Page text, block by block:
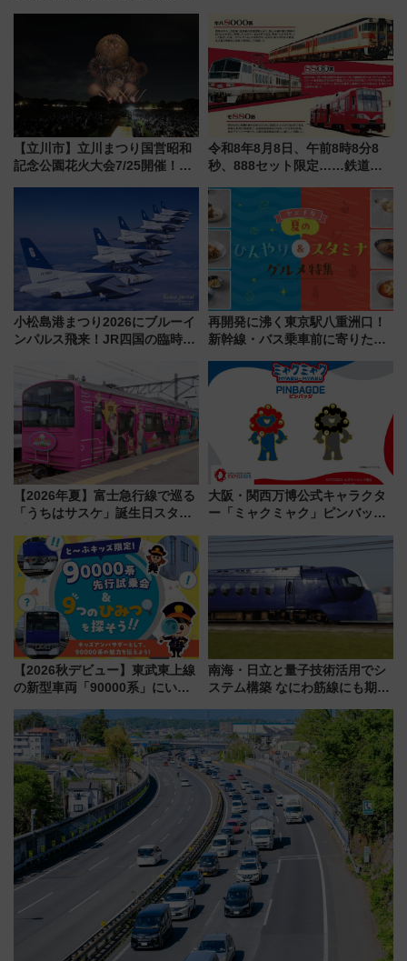
【立川市】立川まつり国営昭和
記念公園花火大会7/25開催！
令和8年8月8日、午前8時8分8
秒、888セット限定……鉄道各
たち
小松島港まつり2026にブルーイ
ンパルス飛来！JR四国の臨時ダ
再開発に沸く東京駅八重洲口！
新幹線・バス乗車前に寄りたい
やり＆スタミナグルメ」6選【新
店舗も！】
【2026年夏】富士急行線で巡る
「うちはサスケ」誕生日スタン
定グルメ＆グッズ徹底ガイド
大阪・関西万博公式キャラクタ
ー「ミャクミャク」ピンバッジ
中旬発売
【2026秋デビュー】東武東上線
の新型車両「90000系」にいち
向け先行試乗会でキッズアンバ
サダーになろう
南海・日立と量子技術活用でシ
ステム構築 なにわ筋線にも期待